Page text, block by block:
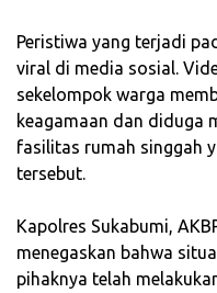
‎Peristiwa yang terjadi
viral di media sosial.
sekelompok warga
keagamaan dan diduga
fasilitas rumah singgah
tersebut.
‎Kapolres Sukabumi, AKBP
menegaskan bahwa
pihaknya telah